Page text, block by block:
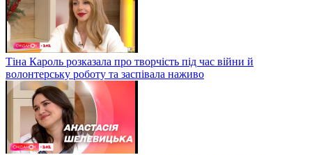
Тіна Кароль розказала про творчість під час війни й
волонтерську роботу та заспівала наживо